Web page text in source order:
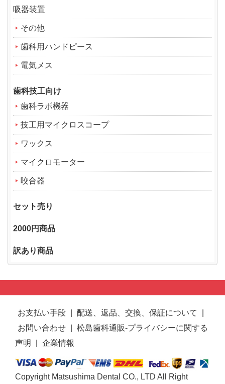
吸器装置
その他
歯科用ハンドピース
電気メス
歯科技工向け
歯科ラボ機器
技工用マイクロスコープ
ワックス
マイクロモーター
咬合器
セット売り
2000円商品
訳あり商品
お支払い手段 配送、返品、交換、保証について
お問い合わせ
松島歯科通販-プライバシーに関する
声明
企業情報
Copyright Matsushima Dental CO., LTD All Right